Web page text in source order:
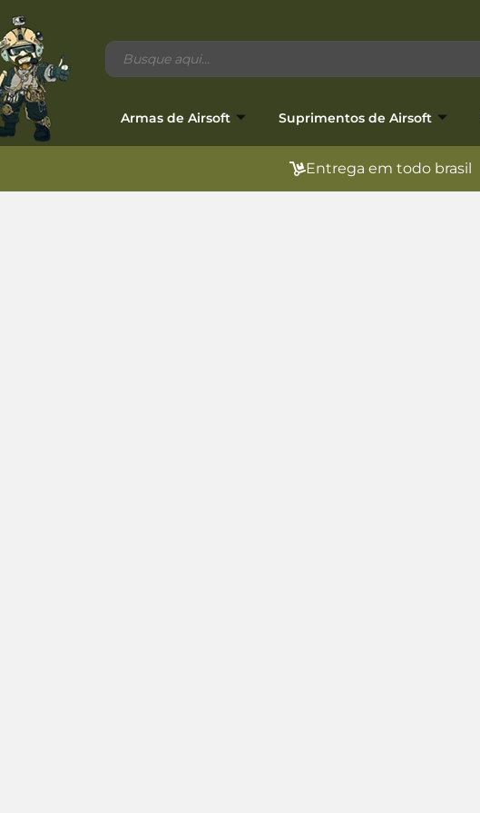
Armas de Airsoft Suprimentos de Airsoft
Entrega em todo brasil